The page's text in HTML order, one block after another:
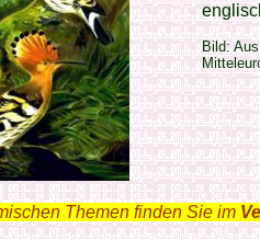
Bild:
Themen finden Sie im